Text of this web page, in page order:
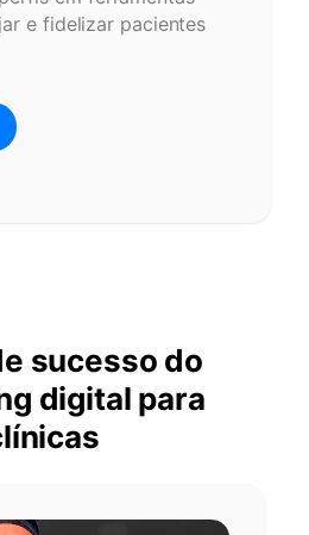
e fidelizar pacientes
sucesso do
digital para